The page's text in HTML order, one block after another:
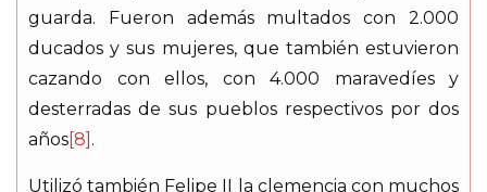
guarda. Fueron además multados con 2.000
ducados y sus mujeres, que también estuvieron
cazando con ellos, con 4.000 maravedíes y
desterradas de sus pueblos respectivos por dos
años [8] .
Utilizó también Felipe II la clemencia con muchos